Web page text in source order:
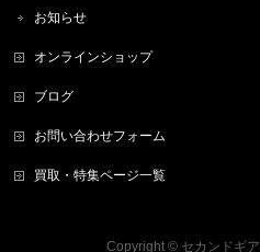
お知らせ
オンラインショップ
ブログ
お問い合わせフォーム
買取・特集ページ一覧
Copyright © セカンドギア